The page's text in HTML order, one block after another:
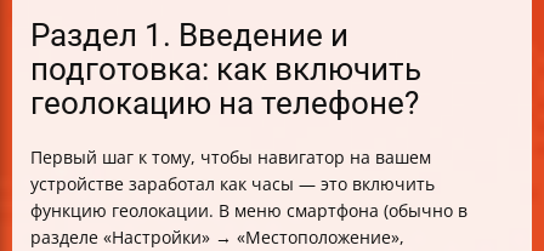
Раздел 1. Введение и
подготовка: как включить
геолокацию на телефоне?
Первый шаг к тому, чтобы навигатор на вашем
устройстве заработал как часы — это включить
функцию геолокации. В меню смартфона (обычно в
разделе «Настройки» → «Местоположение»,